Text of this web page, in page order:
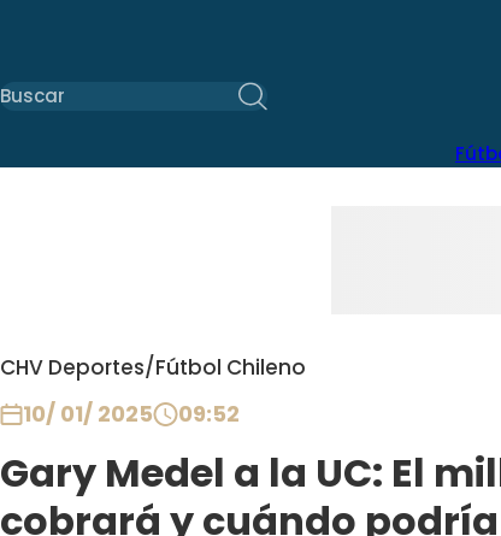
CHV Deportes/Fútbol Chileno
10/ 01/ 2025 09:52
Gary Medel a la UC: El
cobrará y cuándo